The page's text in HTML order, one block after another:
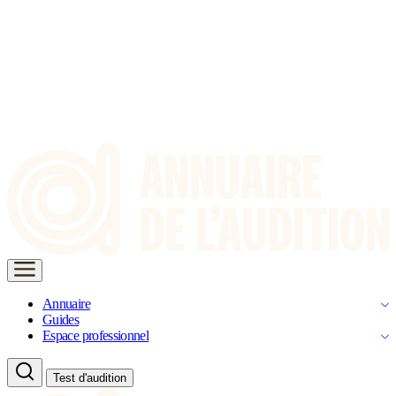
Annuaire
Guides
Espace professionnel
Test d'audition